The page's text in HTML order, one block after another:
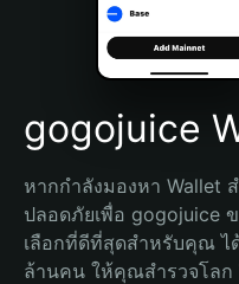
Português (Brasil)
Español (Argentina)
gogojuice
หากกำลังมองหา Wallet
ปลอดภัยเพื่อ gogojuice
เลือกที่ดีที่สุดสำหรับคุณ ไ
ล้านคน ให้คุณสำรวจโลก